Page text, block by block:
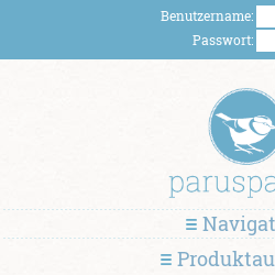
Benutzername:
Passwort: